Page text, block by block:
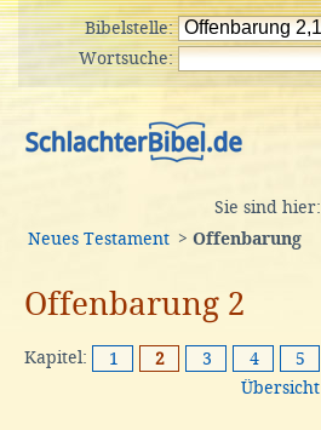
Bibelstelle:
Wortsuche:
Sie sind hier:
Neues Testament > Offenbarung
Offenbarung 2
Kapitel: 1 2 3 4 5
Übersicht